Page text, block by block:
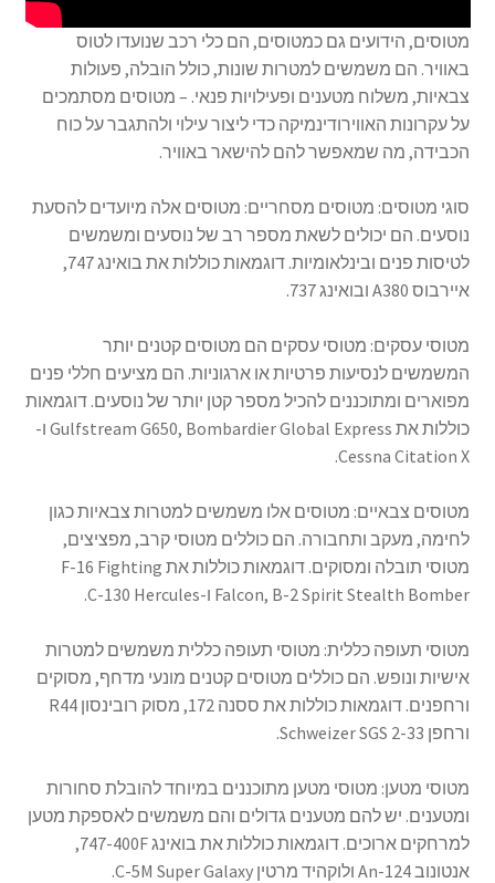
מטוסים, הידועים גם כמטוסים, הם כלי רכב שנועדו לטוס
באוויר. הם משמשים למטרות שונות, כולל הובלה, פעולות
צבאיות, משלוח מטענים ופעילויות פנאי. – מטוסים מסתמכים
על עקרונות האווירודינמיקה כדי ליצור עילוי ולהתגבר על כוח
הכבידה, מה שמאפשר להם להישאר באוויר.
סוגי מטוסים: מטוסים מסחריים: מטוסים אלה מיועדים להסעת
נוסעים. הם יכולים לשאת מספר רב של נוסעים ומשמשים
לטיסות פנים ובינלאומיות. דוגמאות כוללות את בואינג 747,
איירבוס A380 ובואינג 737.
מטוסי עסקים: מטוסי עסקים הם מטוסים קטנים יותר
המשמשים לנסיעות פרטיות או ארגוניות. הם מציעים חללי פנים
מפוארים ומתוכננים להכיל מספר קטן יותר של נוסעים. דוגמאות
כוללות את Gulfstream G650, Bombardier Global Express ו-
Cessna Citation X.
מטוסים צבאיים: מטוסים אלו משמשים למטרות צבאיות כגון
לחימה, מעקב ותחבורה. הם כוללים מטוסי קרב, מפציצים,
מטוסי תובלה ומסוקים. דוגמאות כוללות את F-16 Fighting
Falcon, B-2 Spirit Stealth Bomber ו-C-130 Hercules.
מטוסי תעופה כללית: מטוסי תעופה כללית משמשים למטרות
אישיות ונופש. הם כוללים מטוסים קטנים מונעי מדחף, מסוקים
ורחפנים. דוגמאות כוללות את ססנה 172, מסוק רובינסון R44
ורחפן Schweizer SGS 2-33.
מטוסי מטען: מטוסי מטען מתוכננים במיוחד להובלת סחורות
ומטענים. יש להם מטענים גדולים והם משמשים לאספקת מטען
למרחקים ארוכים. דוגמאות כוללות את בואינג 747-400F,
אנטונוב An-124 ולוקהיד מרטין C-5M Super Galaxy.